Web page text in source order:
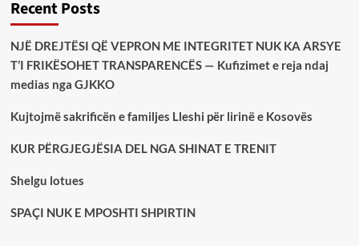
Recent Posts
NJË DREJTËSI QË VEPRON ME INTEGRITET NUK KA ARSYE
T’I FRIKËSOHET TRANSPARENCËS — Kufizimet e reja ndaj
medias nga GJKKO
Kujtojmë sakrificën e familjes Lleshi për lirinë e Kosovës
KUR PËRGJEGJËSIA DEL NGA SHINAT E TRENIT
Shelgu lotues
SPAÇI NUK E MPOSHTI SHPIRTIN